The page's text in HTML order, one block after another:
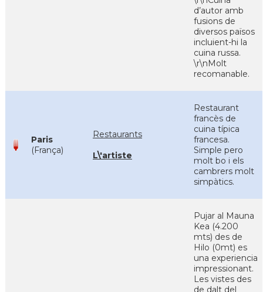
d’autor amb
fusions de
diversos països
incluient-hi la
cuina russa.
\r\nMolt
recomanable.
Paris
(França)
Restaurants
L\'artiste
Restaurant
francès de
cuina típica
francesa.
Simple pero
molt bo i els
cambrers molt
simpàtics.
Pujar al Mauna
Kea (4.200
mts) des de
Hilo (0mt) es
una experiencia
impressionant.
Les vistes des
de dalt del